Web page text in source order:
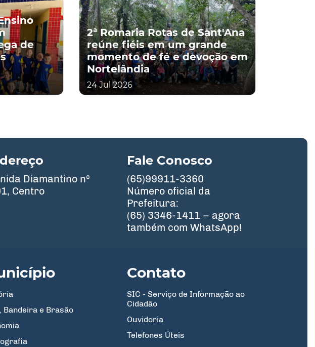
de
2ª Romaria Rotas de Sant'Ana
reúne fiéis em um grande
momento de fé e devoção em
Nortelândia
24 Jul 2026
Diamantino nº
Centro
Fale Conosco
(65)99911-3360
Número oficial da
Prefeitura:
(65) 3346-1411 – agora
também com WhatsApp!
Bandeira e Brasão
Contato
SIC - Serviço de Informação ao
Cidadão
Ouvidoria
Telefones Úteis